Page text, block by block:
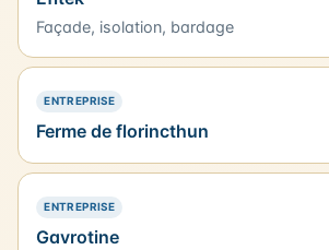
Façade, isolation, bardage
ENTREPRISE— PRÉSENCE SIMPLE
Ferme de florincthun
ENTREPRISE— PRÉSENCE SIMPLE
Gavrotine